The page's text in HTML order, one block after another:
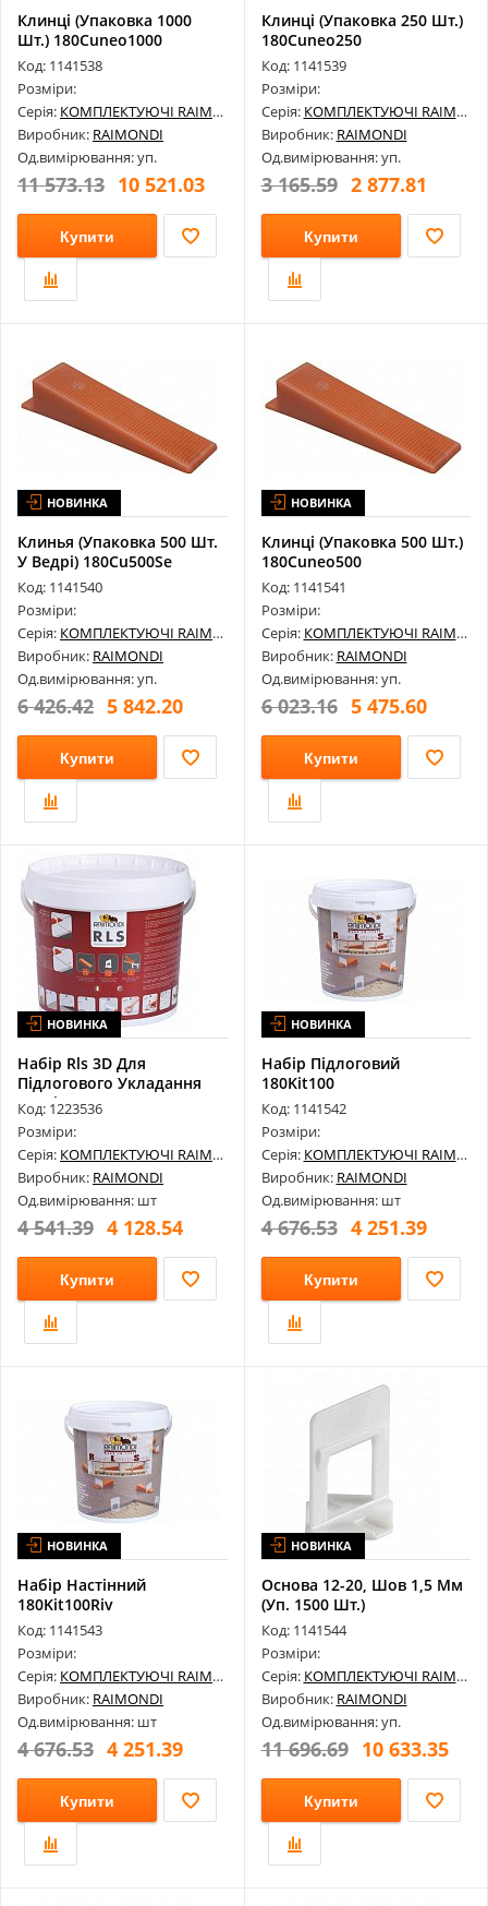
Клинці (Упаковка 1000
Шт.) 180Cuneo1000
Код: 1141538
Розміри:
Серія: КОМПЛЕКТУЮЧІ RAIMONDI
Виробник: RAIMONDI
Од.вимірювання: уп.
11 573.13 10 521.03
Купити
Клинці (Упаковка 250 Шт.)
180Cuneo250
Код: 1141539
Розміри:
Серія: КОМПЛЕКТУЮЧІ RAIMONDI
Виробник: RAIMONDI
Од.вимірювання: уп.
3 165.59 2 877.81
Купити
НОВИНКА
Клинья (Упаковка 500 Шт.
У Ведрі) 180Cu500Se
Код: 1141540
Розміри:
Серія: КОМПЛЕКТУЮЧІ RAIMONDI
Виробник: RAIMONDI
Од.вимірювання: уп.
6 426.42 5 842.20
Купити
НОВИНКА
Клинці (Упаковка 500 Шт.)
180Cuneo500
Код: 1141541
Розміри:
Серія: КОМПЛЕКТУЮЧІ RAIMONDI
Виробник: RAIMONDI
Од.вимірювання: уп.
6 023.16 5 475.60
Купити
НОВИНКА
Набір Rls 3D Для
Підлогового Укладання
180Kit3D
Код: 1223536
Розміри:
Серія: КОМПЛЕКТУЮЧІ RAIMONDI
Виробник: RAIMONDI
Од.вимірювання: шт
4 541.39 4 128.54
Купити
НОВИНКА
Набір Підлоговий
180Kit100
Код: 1141542
Розміри:
Серія: КОМПЛЕКТУЮЧІ RAIMONDI
Виробник: RAIMONDI
Од.вимірювання: шт
4 676.53 4 251.39
Купити
НОВИНКА
Набір Настінний
180Kit100Riv
Код: 1141543
Розміри:
Серія: КОМПЛЕКТУЮЧІ RAIMONDI
Виробник: RAIMONDI
Од.вимірювання: шт
4 676.53 4 251.39
Купити
НОВИНКА
Основа 12-20, Шов 1,5 Мм
(Уп. 1500 Шт.)
180Ba1500H20
Код: 1141544
Розміри:
Серія: КОМПЛЕКТУЮЧІ RAIMONDI
Виробник: RAIMONDI
Од.вимірювання: уп.
11 696.69 10 633.35
Купити